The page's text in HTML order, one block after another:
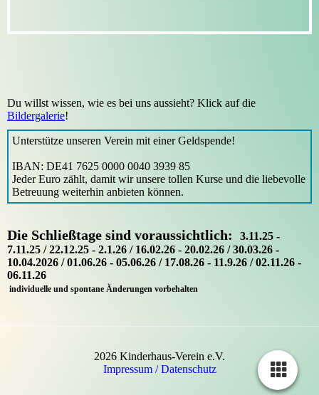
Du willst wissen, wie es bei uns aussieht? Klick auf die
Bildergalerie!
Unterstütze unseren Verein mit einer Geldspende!
IBAN: DE41 7625 0000 0040 3939 85
Jeder Euro zählt, damit wir unsere tollen Kurse und die liebevolle
Betreuung weiterhin anbieten können.
Die Schließtage sind voraussichtlich:
3.11.25 -
7.11.25 / 22.12.25 - 2.1.26 / 16.02.26 - 20.02.26 / 30.03.26 -
10.04.2026 / 01.06.26 - 05.06.26 / 17.08.26 - 11.9.26 / 02.11.26 -
06.11.26
individuelle und spontane Änderungen vorbehalten
2026 Kinderhaus-Verein e.V.
Impressum /Datenschutz